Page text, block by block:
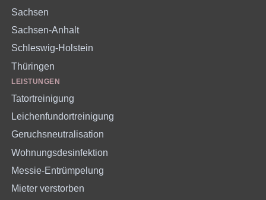
Sachsen
Sachsen-Anhalt
Schleswig-Holstein
Thüringen
LEISTUNGEN
Tatortreinigung
Leichenfundortreinigung
Geruchsneutralisation
Wohnungsdesinfektion
Messie-Entrümpelung
Mieter verstorben